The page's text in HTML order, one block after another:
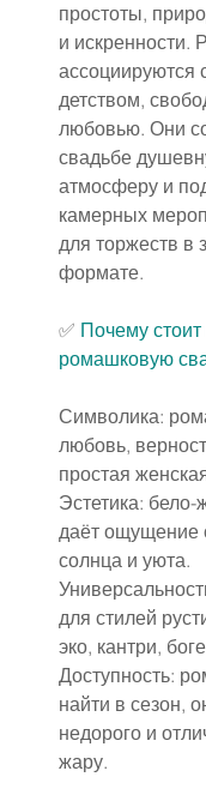
простоты,
и искренности.
ассоциируются
детством,
любовью. Они
свадьбе
атмосферу и
камерных
для торжеств в
формате.
✅ Почему
ромашковую
Символика:
любовь,
простая
Эстетика:
даёт ощущение
солнца и уюта.
для стилей
эко, кантри,
Доступность:
найти в сезон,
недорого и
жару.